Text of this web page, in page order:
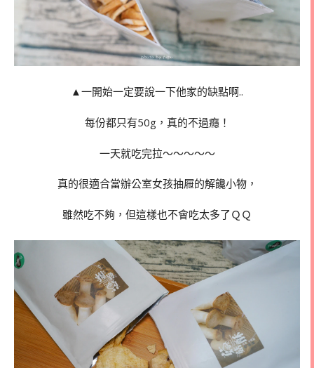
▲一開始一定要說一下他家的缺點啊..
每份都只有50g，真的不過癮！
一天就吃完拉～～～～～
真的很適合當辦公室女孩抽屜的解饞小物，
雖然吃不夠，但這樣也不會吃太多了ＱＱ